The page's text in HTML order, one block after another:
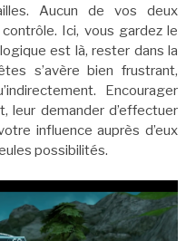
Aucun de vos deux
Ici, vous gardez le
est là, rester dans la
s’avère bien frustrant,
Encourager
leur demander d’effectuer
influence auprès d’eux
possibilités.